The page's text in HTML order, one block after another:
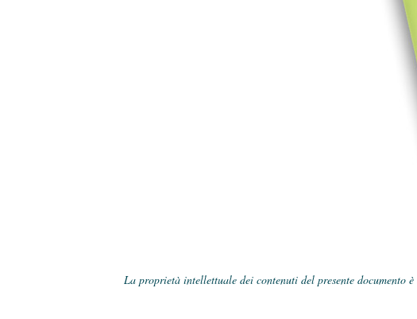
La proprietà intellettuale dei contenuti del presente documento